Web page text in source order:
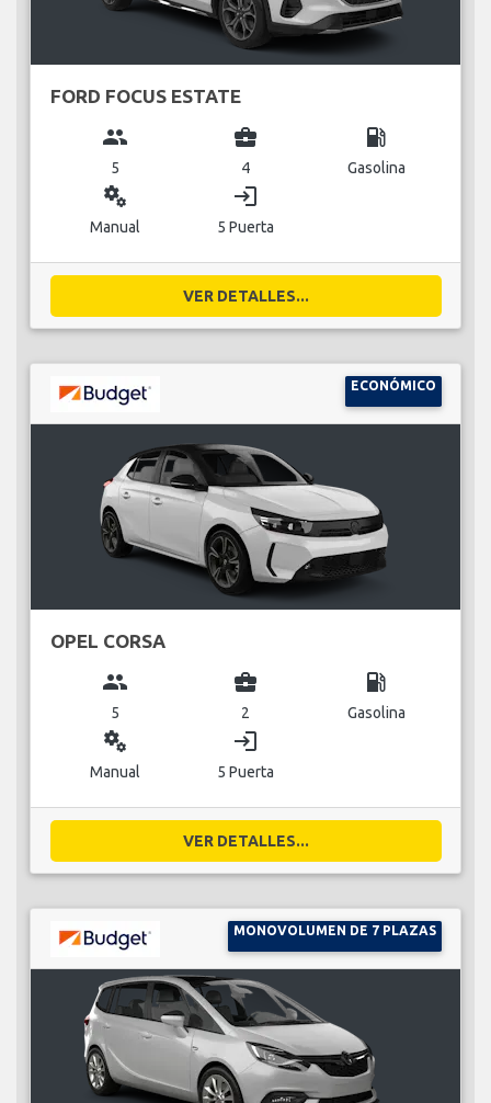
FORD FOCUS ESTATE
group
5
business_center
4
local_gas_station
Gasolina
miscellaneous_services
Manual
login
5 Puerta
VER DETALLES...
ECONÓMICO
OPEL CORSA
group
5
business_center
2
local_gas_station
Gasolina
miscellaneous_services
Manual
login
5 Puerta
VER DETALLES...
MONOVOLUMEN DE 7 PLAZAS